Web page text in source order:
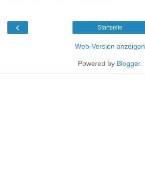
‹ Startseite
Web-Version anzeigen
Powered by Blogger.